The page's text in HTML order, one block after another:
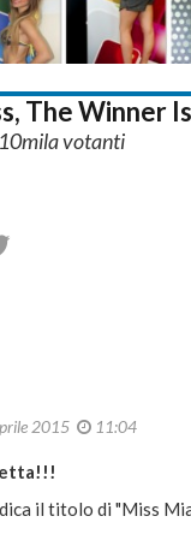
The Winner
votanti
2015 11:04
il titolo di "Miss